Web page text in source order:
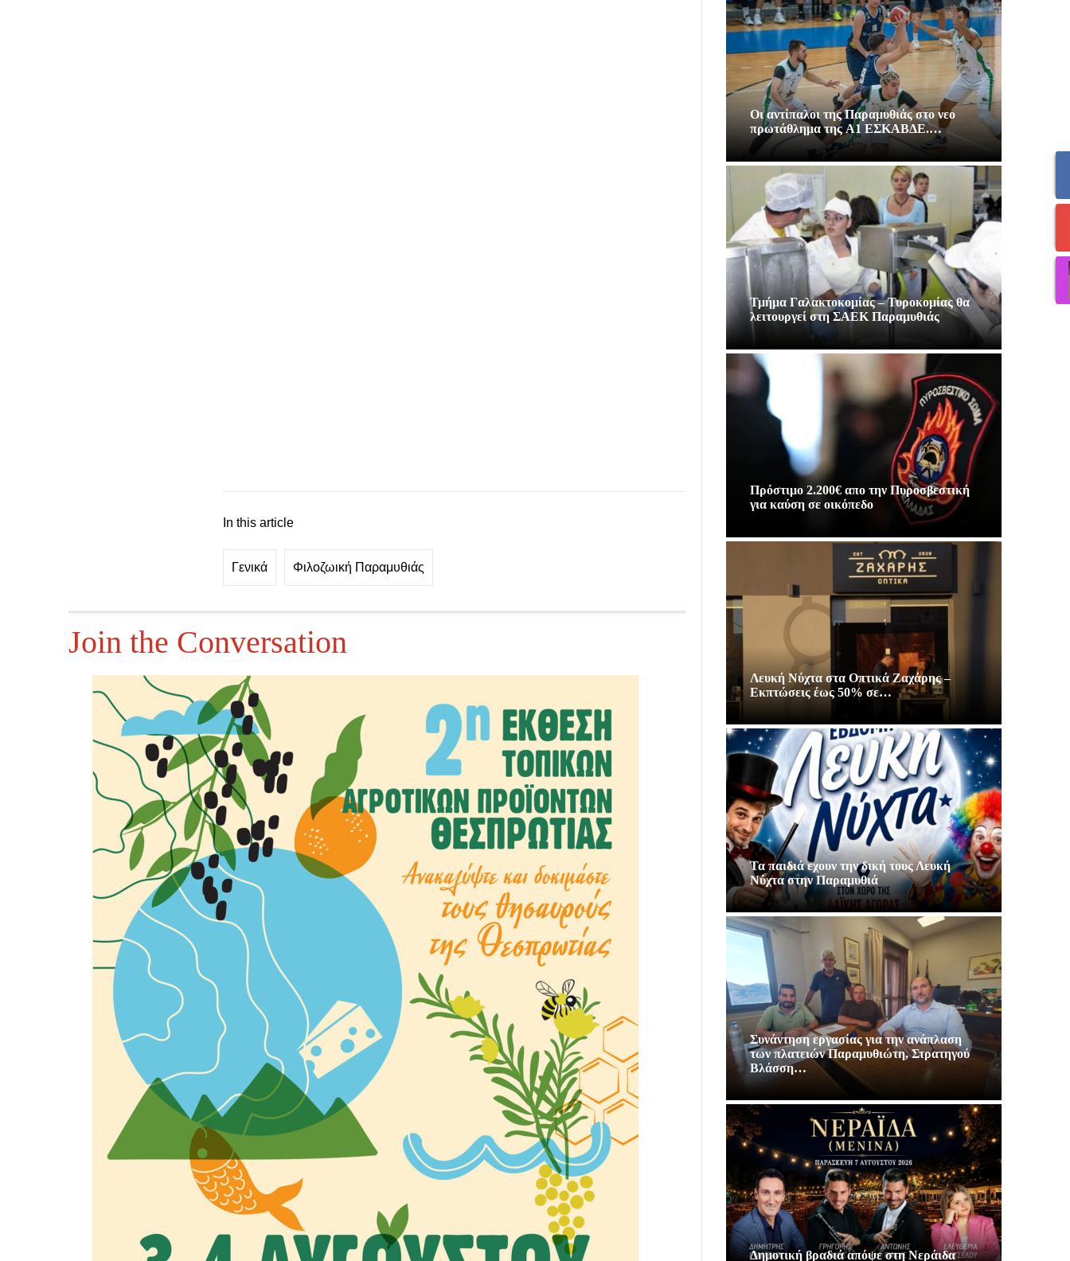
In this article
Γενικά Φιλοζωική Παραμυθιάς
Join the Conversation
Οι αντίπαλοι της Παραμυθιάς στο νεο
πρωτάθλημα της A1 ΕΣΚΑΒΔΕ.…
Τμήμα Γαλακτοκομίας – Τυροκομίας θα
λειτουργεί στη ΣΑΕΚ Παραμυθιάς
Πρόστιμο 2.200€ απο την Πυροσβεστική
για καύση σε οικόπεδο
Λευκή Νύχτα στα Οπτικά Ζαχάρης –
Εκπτώσεις έως 50% σε…
Τα παιδιά εχουν την δική τους Λευκή
Νύχτα στην Παραμυθιά
Συνάντηση εργασίας για την ανάπλαση
των πλατειών Παραμυθιώτη, Στρατηγού
Βλάσση…
Δημοτική βραδιά απόψε στη Νεράιδα